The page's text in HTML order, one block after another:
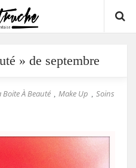
» de septembre
Boite À Beauté , Make Up , Soins